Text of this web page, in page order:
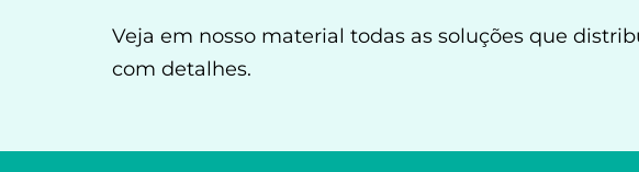
Veja em nosso material todas as soluções que
com detalhes.